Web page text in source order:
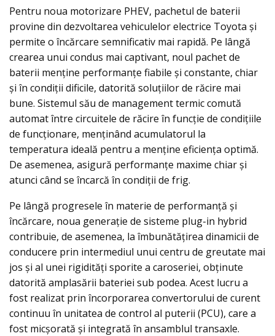
Pentru noua motorizare PHEV, pachetul de baterii
provine din dezvoltarea vehiculelor electrice Toyota și
permite o încărcare semnificativ mai rapidă. Pe lângă
crearea unui condus mai captivant, noul pachet de
baterii menține performanțe fiabile și constante, chiar
și în condiții dificile, datorită soluțiilor de răcire mai
bune. Sistemul său de management termic comută
automat între circuitele de răcire în funcție de condițiile
de funcționare, menținând acumulatorul la
temperatura ideală pentru a menține eficiența optimă.
De asemenea, asigură performanțe maxime chiar și
atunci când se încarcă în condiții de frig.
Pe lângă progresele în materie de performanță și
încărcare, noua generație de sisteme plug-in hybrid
contribuie, de asemenea, la îmbunătățirea dinamicii de
conducere prin intermediul unui centru de greutate mai
jos și al unei rigidități sporite a caroseriei, obținute
datorită amplasării bateriei sub podea. Acest lucru a
fost realizat prin încorporarea convertorului de curent
continuu în unitatea de control al puterii (PCU), care a
fost micșorată și integrată în ansamblul transaxle.